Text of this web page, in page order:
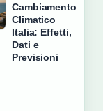
Cambiamento
Climatico
Italia: Effetti,
Dati e
Previsioni